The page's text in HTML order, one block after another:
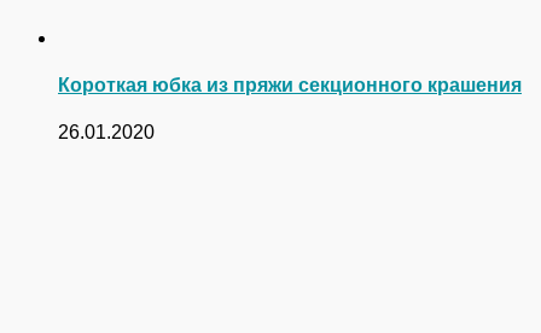
Короткая юбка из пряжи секционного крашения
26.01.2020